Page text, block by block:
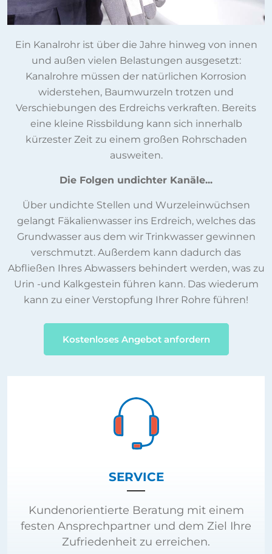
Ein Kanalrohr ist über die Jahre hinweg von innen
und außen vielen Belastungen ausgesetzt:
Kanalrohre müssen der natürlichen Korrosion
widerstehen, Baumwurzeln trotzen und
Verschiebungen des Erdreichs verkraften. Bereits
eine kleine Rissbildung kann sich innerhalb
kürzester Zeit zu einem großen Rohrschaden
ausweiten.
Die Folgen undichter Kanäle...
Über undichte Stellen und Wurzeleinwüchsen
gelangt Fäkalienwasser ins Erdreich, welches das
Grundwasser aus dem wir Trinkwasser gewinnen
verschmutzt. Außerdem kann dadurch das
Abfließen Ihres Abwassers behindert werden, was zu
Urin -und Kalkgestein führen kann. Das wiederum
kann zu einer Verstopfung Ihrer Rohre führen!
Kostenloses Angebot anfordern
SERVICE
Kundenorientierte Beratung mit einem
festen Ansprechpartner und dem Ziel Ihre
Zufriedenheit zu erreichen.